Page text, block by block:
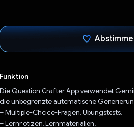
Funktion
Die Question Crafter App verwendet
die unbegrenzte automatische
– Multiple-Choice-Fragen, Übungstests,
– Lernnotizen, Lernmaterialien,